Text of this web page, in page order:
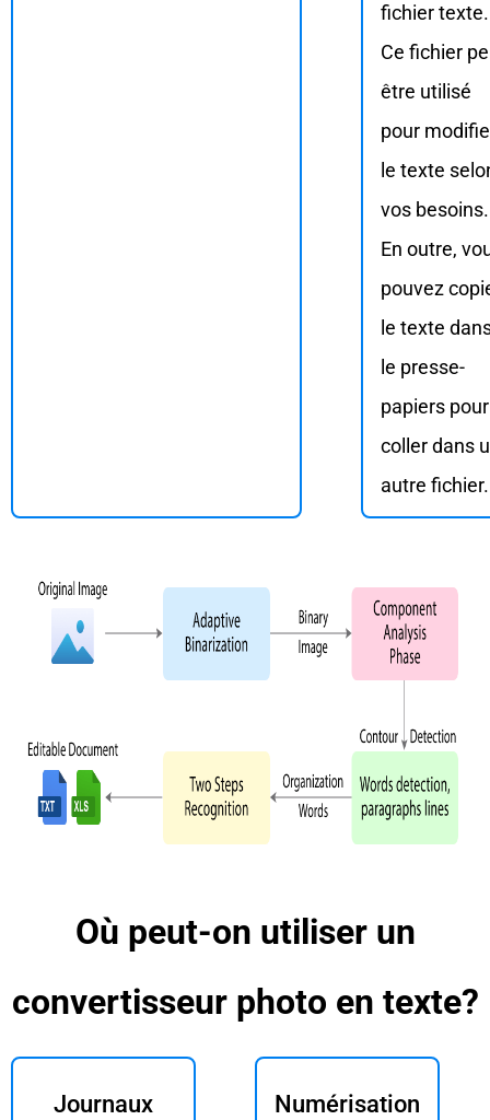
fichier texte.
Ce fichier
être utilisé
pour
le texte
vos besoins.
En outre,
pouvez
le texte
le presse-
papiers
coller dans
autre fichier.
Où peut-on utiliser un
convertisseur photo en texte?
Journaux
Numérisation